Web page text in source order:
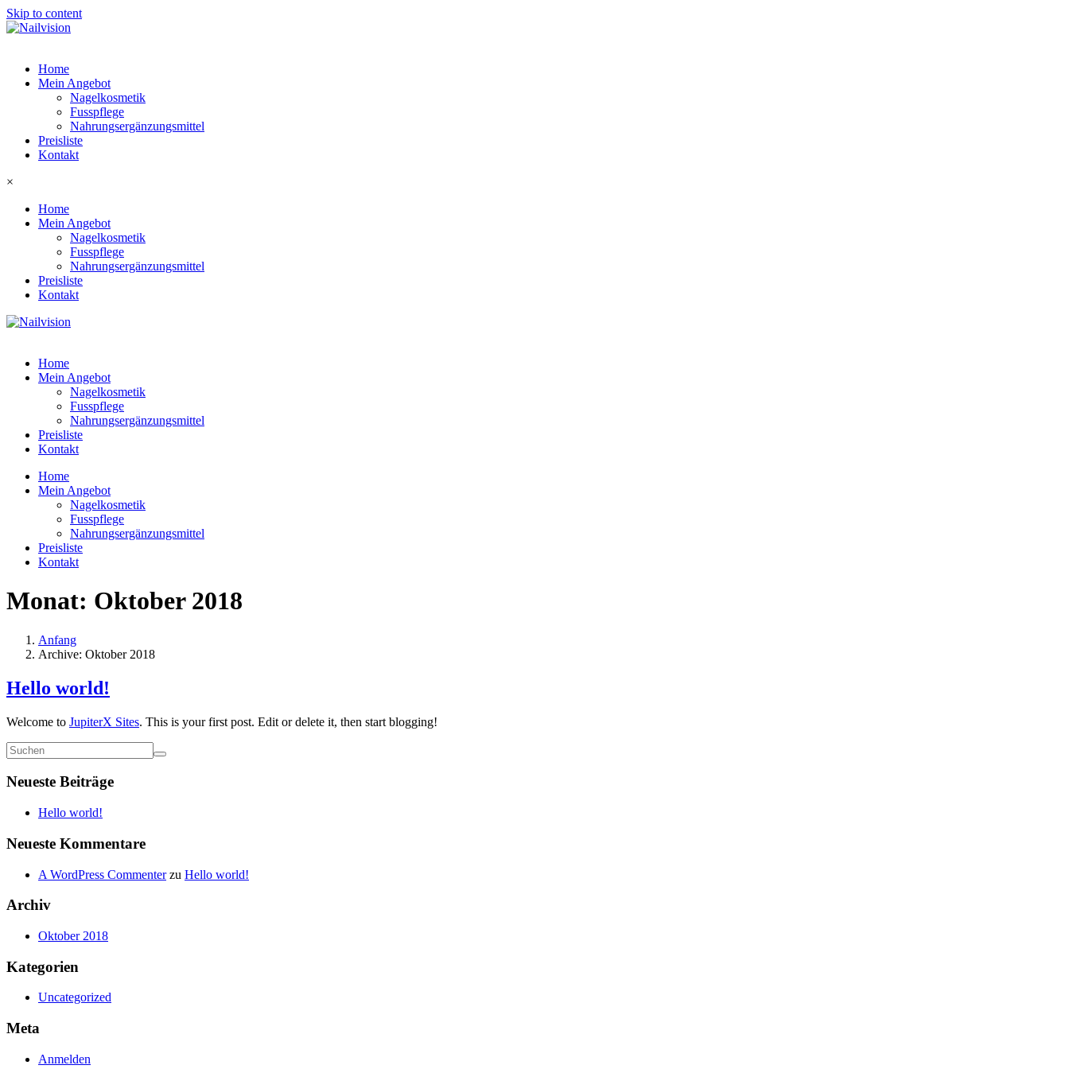
Skip to content
Home
Mein Angebot
Nagelkosmetik
Fusspflege
Nahrungsergänzungsmittel
Preisliste
Kontakt
×
Home
Mein Angebot
Nagelkosmetik
Fusspflege
Nahrungsergänzungsmittel
Preisliste
Kontakt
Home
Mein Angebot
Nagelkosmetik
Fusspflege
Nahrungsergänzungsmittel
Preisliste
Kontakt
Home
Mein Angebot
Nagelkosmetik
Fusspflege
Nahrungsergänzungsmittel
Preisliste
Kontakt
Monat: Oktober 2018
Anfang
Archive: Oktober 2018
Hello world!
Welcome to JupiterX Sites. This is your first post. Edit or delete it, then start blogging!
Neueste Beiträge
Hello world!
Neueste Kommentare
A WordPress Commenterzu Hello world!
Archiv
Oktober 2018
Kategorien
Uncategorized
Meta
Anmelden